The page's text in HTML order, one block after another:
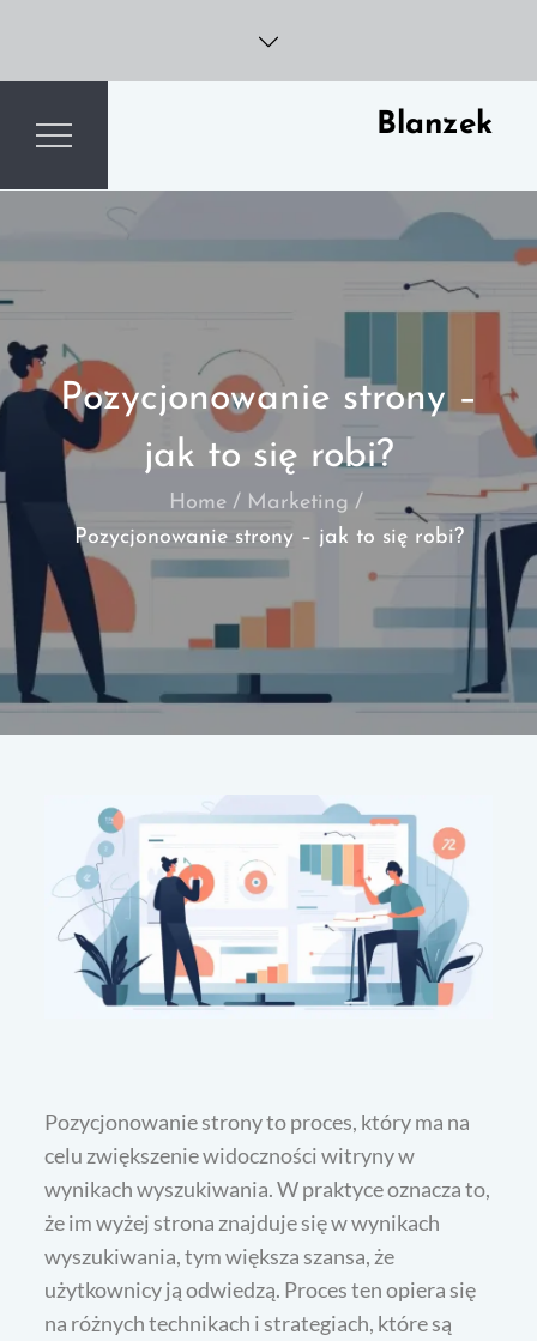
content
Blanzek
Pozycjonowanie strony –
jak to się robi?
Home
Marketing
Pozycjonowanie strony – jak to się robi?
Pozycjonowanie strony to proces, który ma na
celu zwiększenie widoczności witryny w
wynikach wyszukiwania. W praktyce oznacza to,
że im wyżej strona znajduje się w wynikach
wyszukiwania, tym większa szansa, że
użytkownicy ją odwiedzą. Proces ten opiera się
na różnych technikach i strategiach, które są